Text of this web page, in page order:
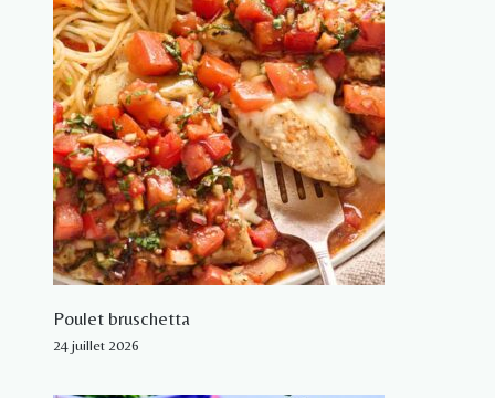
Poulet bruschetta
24 juillet 2026